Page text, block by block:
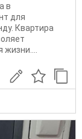
в
для
Квартира